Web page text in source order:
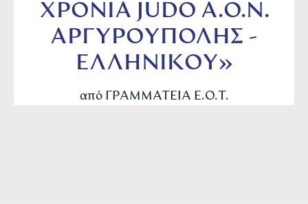
ΧΡΟΝΙΑ JUDO Α.Ο.Ν.
ΑΡΓΥΡΟΥΠΟΛΗΣ -
ΕΛΛΗΝΙΚΟΥ»
από ΓΡΑΜΜΑΤΕΙΑ Ε.Ο.Τ.